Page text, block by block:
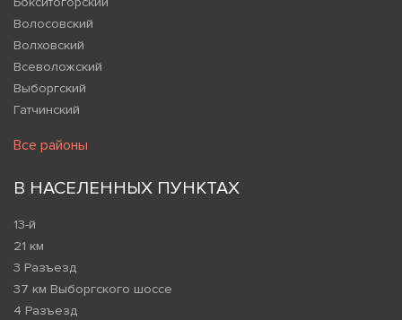
Волосовский
Волховский
Всеволожский
Выборгский
Гатчинский
Все районы
В НАСЕЛЕННЫХ ПУНКТАХ
13-й
21 км
3 Разъезд
37 км Выборгского шоссе
4 Разъезд